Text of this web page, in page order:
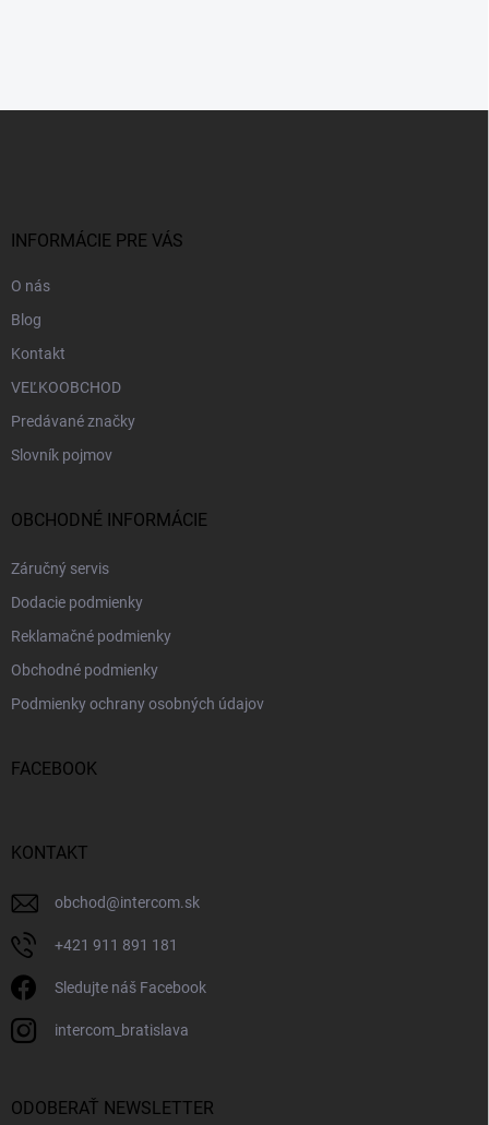
INFORMÁCIE PRE VÁS
O nás
Blog
Kontakt
VEĽKOOBCHOD
Predávané značky
Slovník pojmov
OBCHODNÉ INFORMÁCIE
Záručný servis
Dodacie podmienky
Reklamačné podmienky
Obchodné podmienky
Podmienky ochrany osobných údajov
FACEBOOK
KONTAKT
obchod@intercom.sk
+421 911 891 181
Sledujte náš Facebook
intercom_bratislava
ODOBERAŤ NEWSLETTER